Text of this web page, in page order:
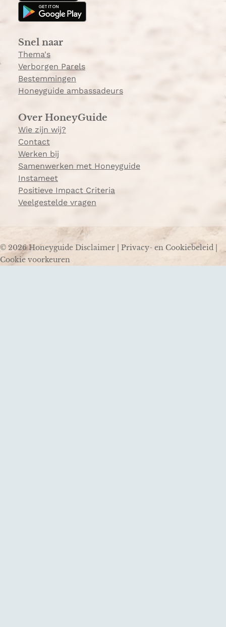
g
r
m
k
Snel naar
Thema's
Verborgen Parels
Bestemmingen
Honeyguide ambassadeurs
Over HoneyGuide
Wie zijn wij?
Contact
Werken bij
Samenwerken met Honeyguide
Instameet
Positieve Impact Criteria
Veelgestelde vragen
© 2026 Honeyguide Disclaimer Privacy- en Cookiebeleid
Cookie voorkeuren